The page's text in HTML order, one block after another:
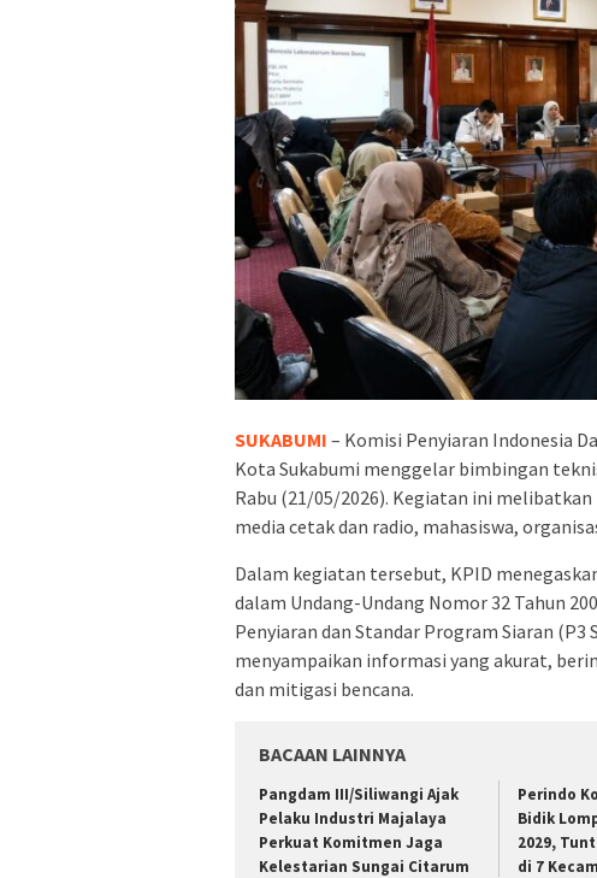
SUKABUMI – Komisi Penyiaran Indonesia
Kota Sukabumi menggelar bimbingan
Rabu (21/05/2026). Kegiatan ini
media cetak dan radio, mahasiswa,
Dalam kegiatan tersebut, KPID
dalam Undang-Undang Nomor 32 Tahun
Penyiaran dan Standar Program Siaran (P3
menyampaikan informasi yang akurat,
dan mitigasi bencana.
BACAAN LAINNYA
Pangdam III/Siliwangi Ajak
Pelaku Industri Majalaya
Perkuat Komitmen Jaga
Kelestarian Sungai Citarum
Perindo
Bidik
2029,
di 7